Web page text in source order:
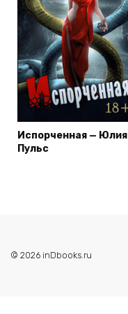
Испорченная — Юлия
Пульс
© 2026 inDbooks.ru